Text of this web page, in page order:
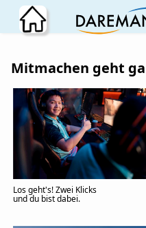
Zum Hauptinhalt wechseln
Mitmachen geht
Los geht's! Zwei Klicks
und du bist dabei.